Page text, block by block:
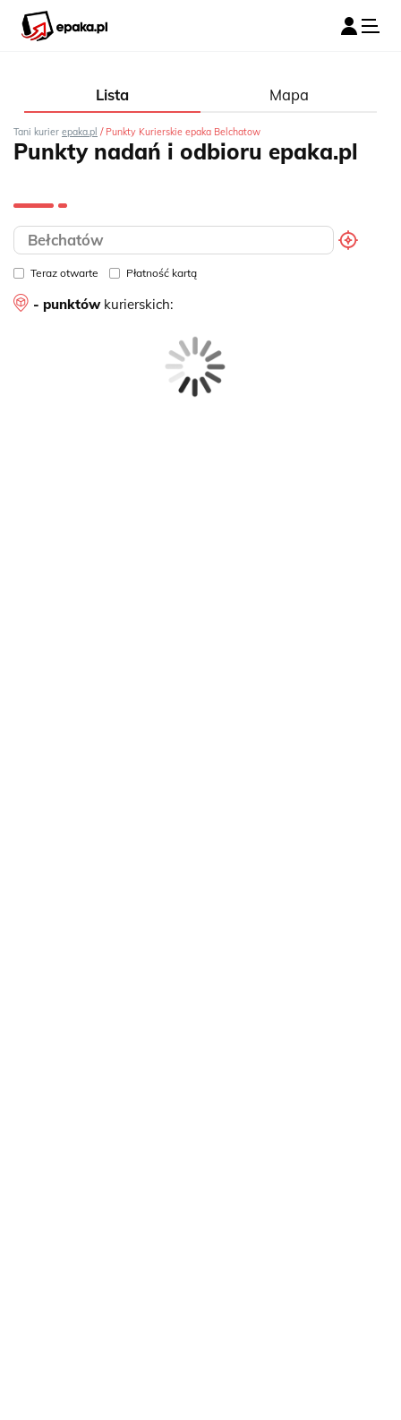
Lista Mapa
Tani kurier epaka.pl / Punkty Kurierskie epaka Belchatow
Punkty nadań i odbioru epaka.pl
Teraz otwarte Płatność kartą
- punktów kurierskich: